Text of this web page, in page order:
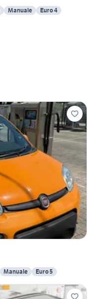
Manuale Euro 4
Manuale Euro 5